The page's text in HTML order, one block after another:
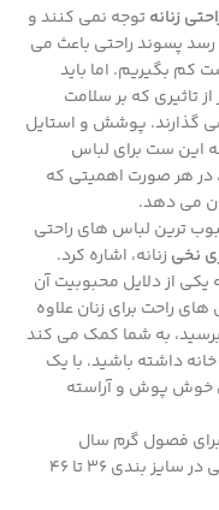
زنانهتوجه نمی کنند و
پسوند راحتی باعث می
کم بگیریم. اما باید
تاثیری که بر سلامت
می گذارند. پوشش و استایل
این ست برای لباس
در هر صورت اهمیتی که
می دهد.
ترین لباس های راحتی
نخی زنانه، اشاره کرد.
یکی از دلایل محبوبیت آن
راحت برای زنان علاوه
برسید، به شما کمک می کند
داشته باشید. با یک
خوش پوش و آراسته
فصول گرم سال
تابستانه و بهاره هستند و با کیفیت تضمینی در سایز بندی 36 تا 46